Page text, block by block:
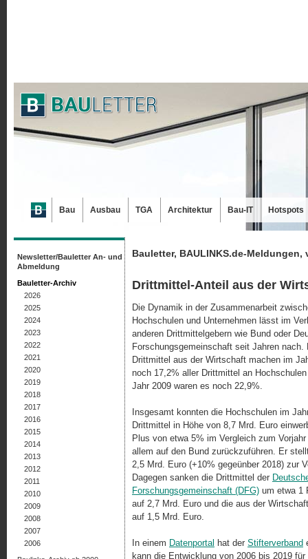
Bauletter, BAULINKS.de-Meldungen,
Drittmittel-Anteil aus der
Die Dynamik in der Zusammenarbeit
Hochschulen und Unternehmen lässt im
anderen Drittmittelgebern wie Bund oder
Forschungsgemeinschaft seit Jahren nach.
Drittmittel aus der Wirtschaft machen im
noch 17,2% aller Drittmittel an
Jahr 2009 waren es noch 22,9%.
Insgesamt konnten die Hochschulen im
Drittmittel in Höhe von 8,7 Mrd. Euro
Plus von etwa 5% im Vergleich zum
allem auf den Bund zurückzuführen. Er
2,5 Mrd. Euro (+10% gegeünber 2018) zur
Dagegen sanken die Drittmittel der
Forschungsgemeinschaft (DFG) um etwa 1
auf 2,7 Mrd. Euro und die aus der
auf 1,5 Mrd. Euro.
In einem Datenportal hat der Stifterverband
kann die Entwicklung von 2006 bis 2019
Newsletter/Bauletter An- und
Abmeldung
Bauletter-Archiv
2026
2025
2024
2023
2022
2021
2020
2019
2018
2017
2016
2015
2014
2013
2012
2011
2010
2009
2008
2007
2006
Bau Ausbau TGA Architektur Bau-IT Hotspots